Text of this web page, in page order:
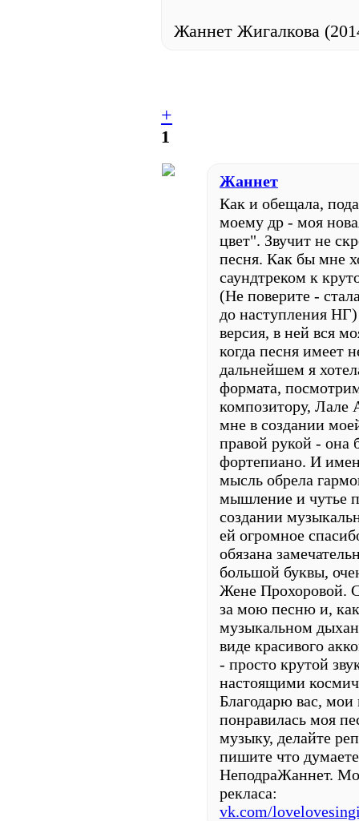
Жаннет Жигалкова
+
1
Жаннет
Как и обещала,
моему др - моя
цвет". Звучит не
песня. Как бы мне
саундтреком к
(Не поверите -
до наступления
версия, в ней вся
когда песня имеет
дальнейшем я
формата,
композитору, Лале
мне в создании
правой рукой - она
фортепиано. И
мысль обрела
мышление и чутье
создании
ей огромное
обязана
большой буквы,
Жене Прохоровой.
за мою песню и,
музыкальном
виде красивого
- просто крутой
настоящими
Благодарю вас,
понравилась моя
музыку, делайте
пишите что
НеподраЖаннет.
рекласа:
vk.com/